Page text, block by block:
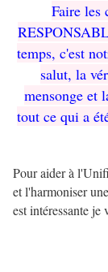
Faire les
temps, c'est
salut, la
mensonge et
tout ce qui a
Pour aider à
et l'harmoniser
est intéressante je